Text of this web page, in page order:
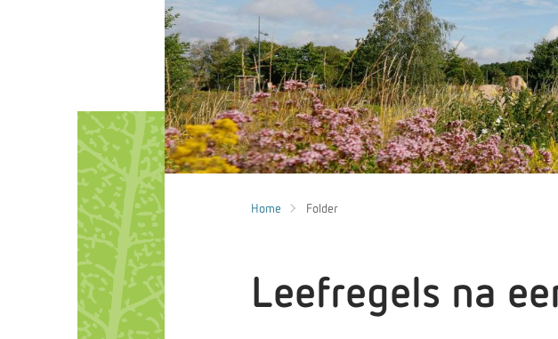
Home Folder
Leefregels na